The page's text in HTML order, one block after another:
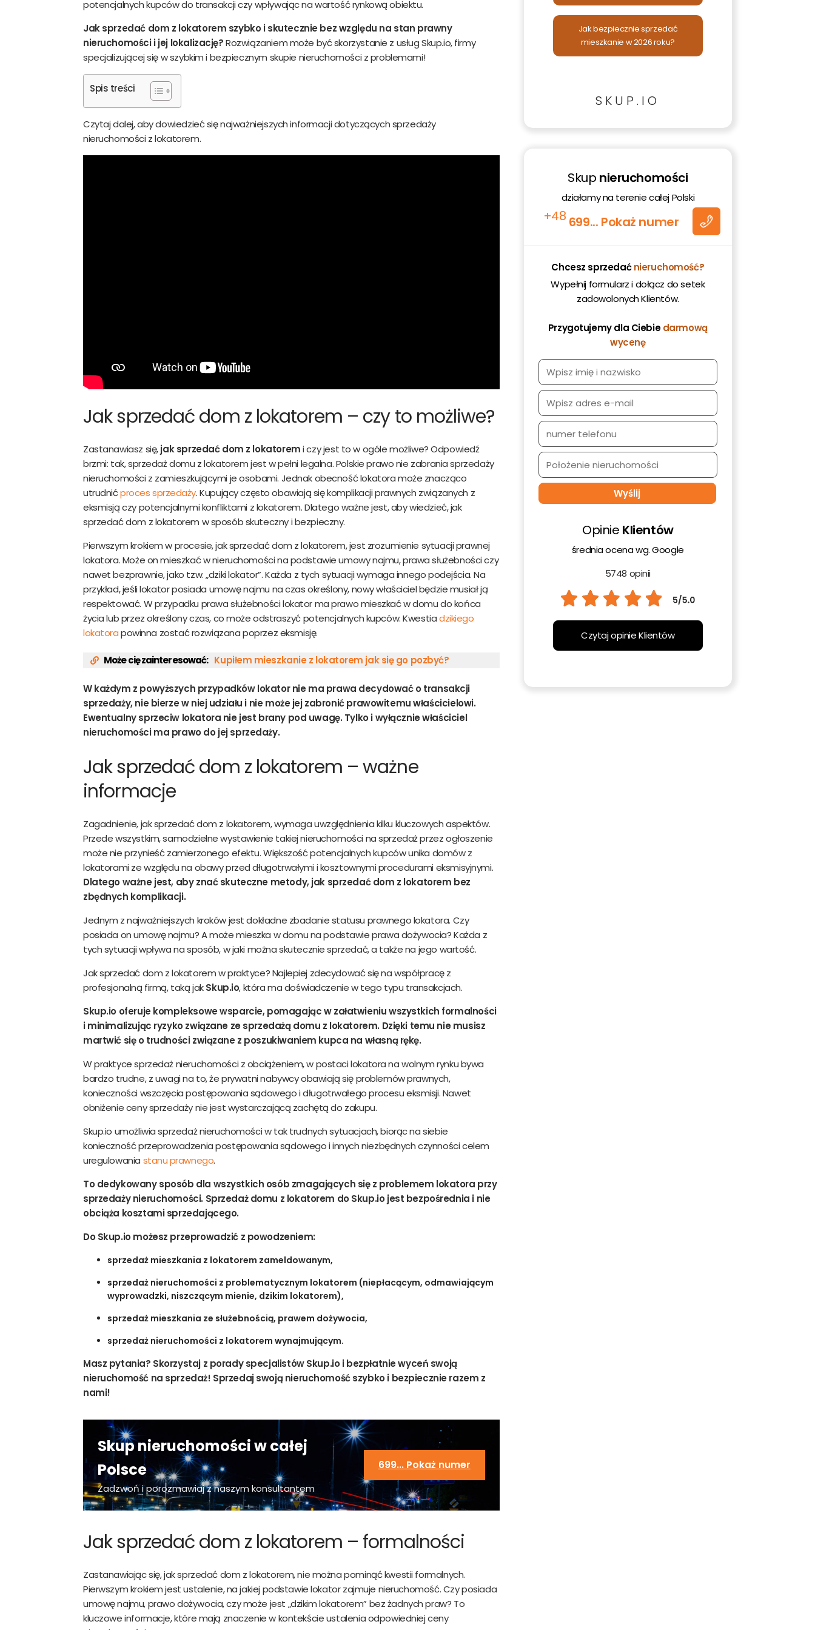
potencjalnych kupców do transakcji czy wpływając na wartość rynkową obiektu.
Jak sprzedać dom z lokatorem szybko i skutecznie bez względu na stan prawny
nieruchomości i jej lokalizację?Rozwiązaniem może być skorzystanie z usług Skup.io, firmy
specjalizującej się w szybkim i bezpiecznym skupie nieruchomości z problemami!
Spis treści
Czytaj dalej, aby dowiedzieć się najważniejszych informacji dotyczących sprzedaży
nieruchomości z lokatorem.
Jak sprzedać dom z lokatorem – czy to możliwe?
Zastanawiasz się,jak sprzedać dom z lokatoremi czy jest to w ogóle możliwe? Odpowiedź
brzmi: tak, sprzedaż domu z lokatorem jest w pełni legalna. Polskie prawo nie zabrania sprzedaży
nieruchomości z zamieszkującymi je osobami. Jednak obecność lokatora może znacząco
utrudnićproces sprzedaży. Kupujący często obawiają się komplikacji prawnych związanych z
eksmisją czy potencjalnymi konfliktami z lokatorem. Dlatego ważne jest, aby wiedzieć, jak
sprzedać dom z lokatorem w sposób skuteczny i bezpieczny.
Pierwszym krokiem w procesie, jak sprzedać dom z lokatorem, jest zrozumienie sytuacji prawnej
lokatora. Może on mieszkać w nieruchomości na podstawie umowy najmu, prawa służebności czy
nawet bezprawnie, jako tzw. „dziki lokator”. Każda z tych sytuacji wymaga innego podejścia. Na
przykład, jeśli lokator posiada umowę najmu na czas określony, nowy właściciel będzie musiał ją
respektować. W przypadku prawa służebności lokator ma prawo mieszkać w domu do końca
życia lub przez określony czas, co może odstraszyć potencjalnych kupców. Kwestiadzikiego
lokatorapowinna zostać rozwiązana poprzez eksmisję.
Może cię zainteresować: Kupiłem mieszkanie z lokatorem jak się go pozbyć?
W każdym z powyższych przypadków lokator nie ma prawa decydować o transakcji
sprzedaży, nie bierze w niej udziału i nie może jej zabronić prawowitemu właścicielowi.
Ewentualny sprzeciw lokatora nie jest brany pod uwagę. Tylko i wyłącznie właściciel
nieruchomości ma prawo do jej sprzedaży.
Jak sprzedać dom z lokatorem – ważne
informacje
Zagadnienie, jak sprzedać dom z lokatorem, wymaga uwzględnienia kilku kluczowych aspektów.
Przede wszystkim, samodzielne wystawienie takiej nieruchomości na sprzedaż przez ogłoszenie
może nie przynieść zamierzonego efektu. Większość potencjalnych kupców unika domów z
lokatorami ze względu na obawy przed długotrwałymi i kosztownymi procedurami eksmisyjnymi.
Dlatego ważne jest, aby znać skuteczne metody, jak sprzedać dom z lokatorem bez
zbędnych komplikacji.
Jednym z najważniejszych kroków jest dokładne zbadanie statusu prawnego lokatora. Czy
posiada on umowę najmu? A może mieszka w domu na podstawie prawa dożywocia? Każda z
tych sytuacji wpływa na sposób, w jaki można skutecznie sprzedać, a także na jego wartość.
Jak sprzedać dom z lokatorem w praktyce? Najlepiej zdecydować się na współpracę z
profesjonalną firmą, taką jakSkup.io, która ma doświadczenie w tego typu transakcjach.
Skup.io oferuje kompleksowe wsparcie, pomagając w załatwieniu wszystkich formalności
i minimalizując ryzyko związane ze sprzedażą domu z lokatorem. Dzięki temu nie musisz
martwić się o trudności związane z poszukiwaniem kupca na własną rękę.
W praktyce sprzedaż nieruchomości z obciążeniem, w postaci lokatora na wolnym rynku bywa
bardzo trudne, z uwagi na to, że prywatni nabywcy obawiają się problemów prawnych,
konieczności wszczęcia postępowania sądowego i długotrwałego procesu eksmisji. Nawet
obniżenie ceny sprzedaży nie jest wystarczającą zachętą do zakupu.
Skup.io umożliwia sprzedaż nieruchomości w tak trudnych sytuacjach, biorąc na siebie
konieczność przeprowadzenia postępowania sądowego i innych niezbędnych czynności celem
uregulowania stanu prawnego.
To dedykowany sposób dla wszystkich osób zmagających się z problemem lokatora przy
sprzedaży nieruchomości. Sprzedaż domu z lokatorem do Skup.io jest bezpośrednia i nie
obciąża kosztami sprzedającego.
Do Skup.io możesz przeprowadzić z powodzeniem:
sprzedaż mieszkania z lokatorem zameldowanym,
sprzedaż nieruchomości z problematycznym lokatorem (niepłacącym, odmawiającym
wyprowadzki, niszczącym mienie, dzikim lokatorem),
sprzedaż mieszkania ze służebnością, prawem dożywocia,
sprzedaż nieruchomości z lokatorem wynajmującym.
Masz pytania? Skorzystaj z porady specjalistów Skup.io i bezpłatnie wyceń swoją
nieruchomość na sprzedaż! Sprzedaj swoją nieruchomość szybko i bezpiecznie razem z
nami!
Skup nieruchomości w całej
Polsce
Zadzwoń i porozmawiaj z naszym konsultantem
699... Pokaż numer
Jak sprzedać dom z lokatorem – formalności
Zastanawiając się, jak sprzedać dom z lokatorem, nie można pominąć kwestii formalnych.
Pierwszym krokiem jest ustalenie, na jakiej podstawie lokator zajmuje nieruchomość. Czy posiada
umowę najmu, prawo dożywocia, czy może jest „dzikim lokatorem” bez żadnych praw? To
kluczowe informacje, które mają znaczenie w kontekście ustalenia odpowiedniej ceny
Jak bezpiecznie sprzedać
mieszkanie w 2026 roku?
SKUP.IO
Skup nieruchomości
działamy na terenie całej Polski
+48 699... Pokaż numer
Chcesz sprzedaćnieruchomość?
Wypełnij formularz i dołącz do setek
zadowolonych Klientów.
Przygotujemy dla Ciebiedarmową
wycenę
Opinie Klientów
średnia ocena wg. Google
5748 opinii
Czytaj opinie Klientów
Imię
.